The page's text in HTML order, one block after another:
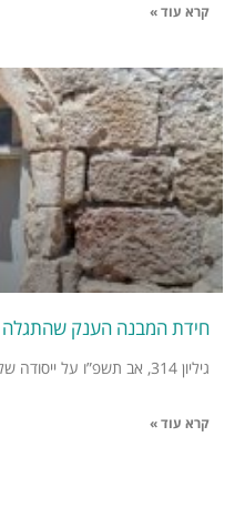
קרא עוד »
חידת המבנה הענק
גיליון 314, אב תשפ”ו על ייסודה של שכונת בתי מחסה,
קרא עוד »